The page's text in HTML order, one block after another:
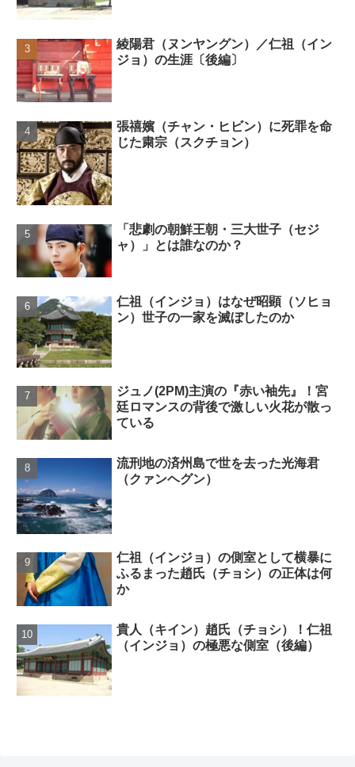
綾陽君（ヌンヤングン）／仁祖（イン
ジョ）の生涯〔後編〕
張禧嬪（チャン・ヒビン）に死罪を命
じた粛宗（スクチョン）
「悲劇の朝鮮王朝・三大世子（セジ
ャ）」とは誰なのか？
仁祖（インジョ）はなぜ昭顕（ソヒョ
ン）世子の一家を滅ぼしたのか
ジュノ(2PM)主演の『赤い袖先』！宮
廷ロマンスの背後で激しい火花が散っ
ている
流刑地の済州島で世を去った光海君
（クァンヘグン）
仁祖（インジョ）の側室として横暴に
ふるまった趙氏（チョシ）の正体は何
か
貴人（キイン）趙氏（チョシ）！仁祖
（インジョ）の極悪な側室（後編）